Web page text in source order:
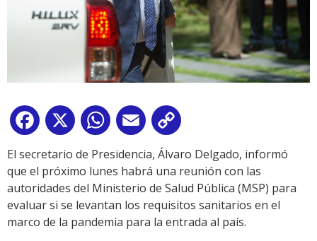
Facebook
X WhatsApp
Email
Link
El secretario de Presidencia, Álvaro Delgado, informó
que el próximo lunes habrá una reunión con las
autoridades del Ministerio de Salud Pública (MSP) para
evaluar si se levantan los requisitos sanitarios en el
marco de la pandemia para la entrada al país.